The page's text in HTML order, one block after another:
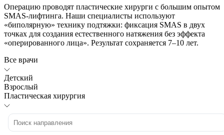
Операцию проводят пластические хирурги с большим опытом
SMAS-лифтинга. Наши специалисты используют
«биполярную» технику подтяжки: фиксация SMAS в двух
точках для создания естественного натяжения без эффекта
«оперированного лица». Результат сохраняется 7–10 лет.
Все врачи
Детский
Взрослый
Пластическая хирургия